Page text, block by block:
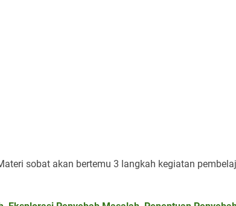
sobat akan bertemu 3 langkah kegiatan